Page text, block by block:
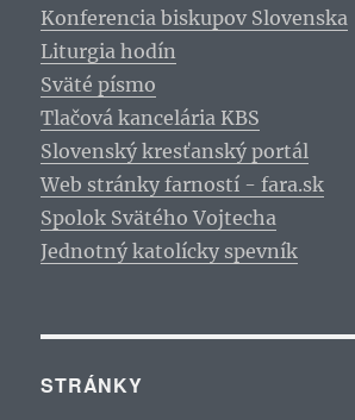
Konferencia biskupov Slovenska
Liturgia hodín
Sväté písmo
Tlačová kancelária KBS
Slovenský kresťanský portál
Web stránky farností - fara.sk
Spolok Svätého Vojtecha
Jednotný katolícky spevník
STRÁNKY